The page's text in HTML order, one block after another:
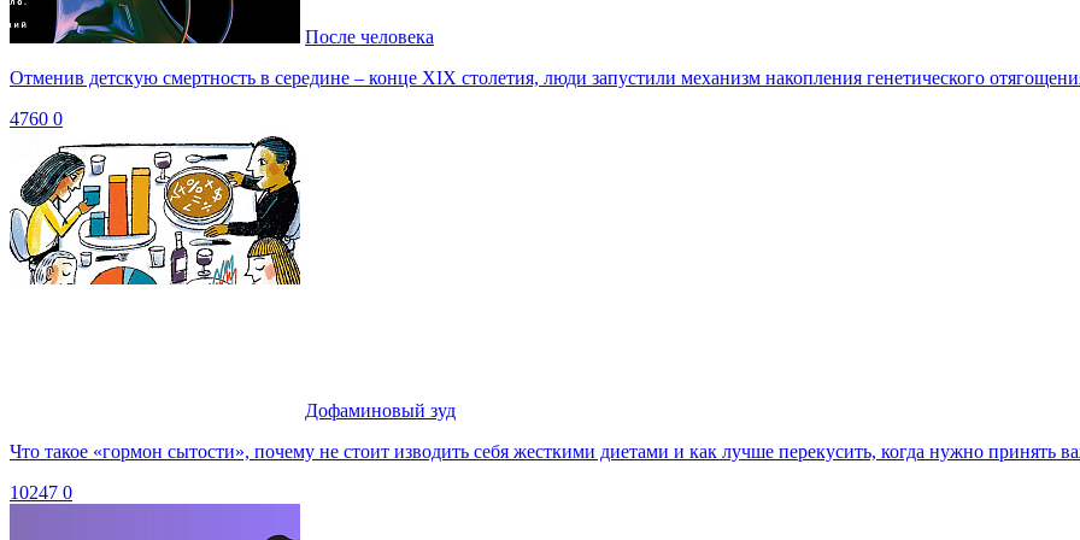
После человека
Отменив детскую смертность в середине – конце XIX столетия, люди запустили механизм накопления генетического
4760 0
Дофаминовый зуд
Что такое «гормон сытости», почему не стоит изводить себя жесткими диетами и как лучше перекусить, когда нужно принять
10247 0